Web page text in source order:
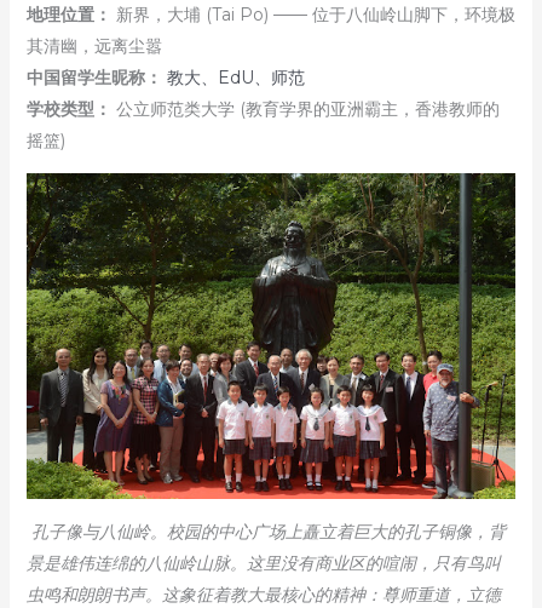
地理位置： 新界，大埔 (Tai Po) —— 位于八仙岭山脚下，环境极
其清幽，远离尘嚣
中国留学生昵称： 教大、EdU、师范
学校类型： 公立师范类大学 (教育学界的亚洲霸主，香港教师的
摇篮)
孔子像与八仙岭。校园的中心广场上矗立着巨大的孔子铜像，背
景是雄伟连绵的八仙岭山脉。这里没有商业区的喧闹，只有鸟叫
虫鸣和朗朗书声。这象征着教大最核心的精神：尊师重道，立德